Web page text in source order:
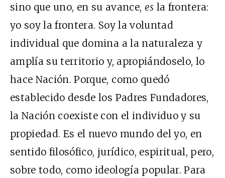
sino que uno, en su avance, es la frontera:
yo soy la frontera. Soy la voluntad
individual que domina a la naturaleza y
amplía su territorio y, apropiándoselo, lo
hace Nación. Porque, como quedó
establecido desde los Padres Fundadores,
la Nación coexiste con el individuo y su
propiedad. Es el nuevo mundo del yo, en
sentido filosófico, jurídico, espiritual, pero,
sobre todo, como ideología popular. Para